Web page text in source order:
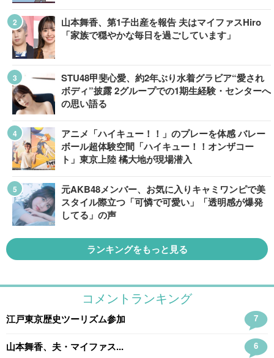
山本舞香、第1子出産を報告 夫はマイファスHiro
「家族で穏やかな毎日を過ごしています」
STU48甲斐心愛、約2年ぶり水着グラビア“愛され
ボディ”披露 2グループでの1期生経験・センターへ
の思い語る
アニメ「ハイキュー！！」のプレーを体感 バレー
ボール超体験空間「ハイキュー！！オンザコー
ト」東京上陸 橘大地が現場潜入
元AKB48メンバー、お気に入りキャミワンピで美
スタイル際立つ「可憐で可愛い」「透明感が爆発
してる」の声
ランキングをもっと見る